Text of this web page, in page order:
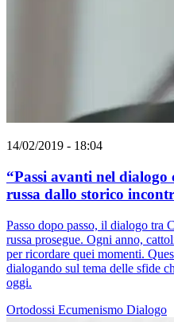
14/02/2019 - 18:04
“Passi avanti nel dialogo
russa dallo storico
Passo dopo passo, il dialogo tra
russa prosegue. Ogni anno,
per ricordare quei momenti.
dialogando sul tema delle sfide
oggi.
Ortodossi Ecumenismo Dialogo